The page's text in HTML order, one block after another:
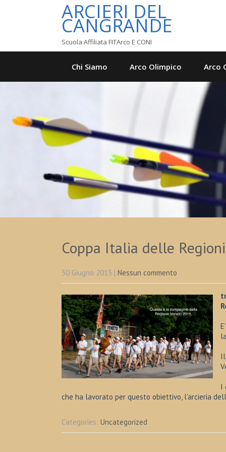
ARCIERI DEL
CANGRANDE
Scuola Affiliata FITArco E CONI
Chi Siamo Arco Olimpico Arco
Coppa Italia delle
30 Giugno 2015 | Nessun commento
I
che ha lavorato per questo obiettivo, l’arcieria
Categories: Uncategorized